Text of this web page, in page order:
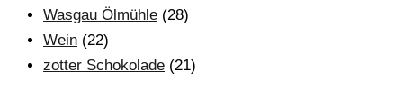
Wasgau Ölmühle (28)
Wein (22)
zotter Schokolade (21)